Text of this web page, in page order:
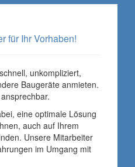
für Ihr Vorhaben!
unkompliziert,
Baugeräte anmieten.
eine optimale Lösung
auch auf Ihrem
Unsere Mitarbeiter
im Umgang mit